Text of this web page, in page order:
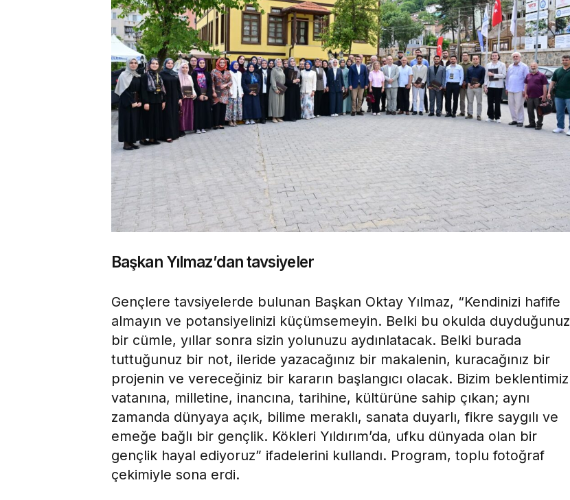
Başkan Yılmaz’dan tavsiyeler
Gençlere tavsiyelerde bulunan Başkan Oktay Yılmaz, “Kendinizi hafife
almayın ve potansiyelinizi küçümsemeyin. Belki bu okulda duyduğunuz
bir cümle, yıllar sonra sizin yolunuzu aydınlatacak. Belki burada
tuttuğunuz bir not, ileride yazacağınız bir makalenin, kuracağınız bir
projenin ve vereceğiniz bir kararın başlangıcı olacak. Bizim beklentimiz
vatanına, milletine, inancına, tarihine, kültürüne sahip çıkan; aynı
zamanda dünyaya açık, bilime meraklı, sanata duyarlı, fikre saygılı ve
emeğe bağlı bir gençlik. Kökleri Yıldırım’da, ufku dünyada olan bir
gençlik hayal ediyoruz” ifadelerini kullandı. Program, toplu fotoğraf
çekimiyle sona erdi.